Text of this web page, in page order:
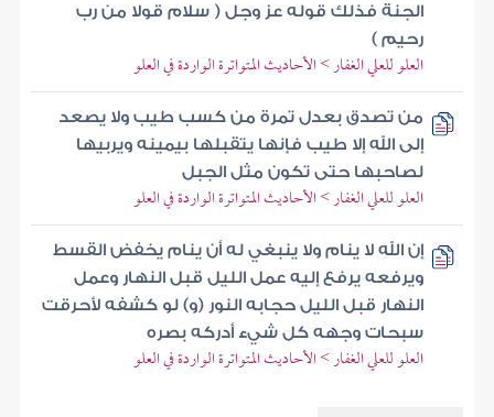
الجنة فذلك قوله عز وجل ( سلام قولا من رب
رحيم )
العلو للعلي الغفار > الأحاديث المتواترة الواردة في العلو
من تصدق بعدل تمرة من كسب طيب ولا يصعد
إلى الله إلا طيب فإنها يتقبلها بيمينه ويربيها
لصاحبها حتى تكون مثل الجبل
العلو للعلي الغفار > الأحاديث المتواترة الواردة في العلو
إن الله لا ينام ولا ينبغي له أن ينام يخفض القسط
ويرفعه يرفع إليه عمل الليل قبل النهار وعمل
النهار قبل الليل حجابه النور (و) لو كشفه لأحرقت
سبحات وجهه كل شيء أدركه بصره
العلو للعلي الغفار > الأحاديث المتواترة الواردة في العلو